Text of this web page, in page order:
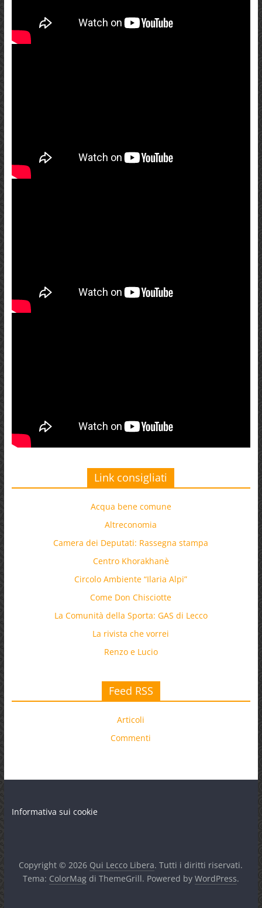
Link consigliati
Acqua bene comune
Altreconomia
Camera dei Deputati: Rassegna stampa
Centro Khorakhanè
Circolo Ambiente “Ilaria Alpi”
Come Don Chisciotte
La Comunità della Sporta: GAS di Lecco
La rivista che vorrei
Renzo e Lucio
Feed RSS
Articoli
Commenti
Informativa sui cookie
Copyright © 2026 Qui Lecco Libera. Tutti i diritti riservati.
Tema: ColorMagdi ThemeGrill. Powered by WordPress.